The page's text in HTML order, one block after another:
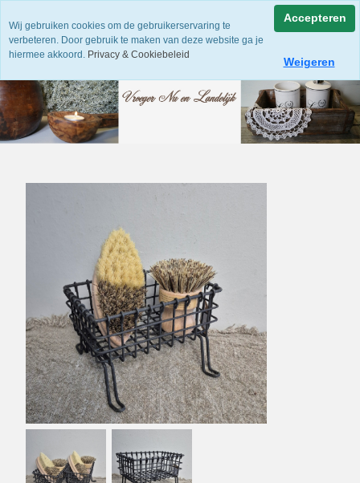
Wij gebruiken cookies om de gebruikerservaring te
verbeteren. Door gebruik te maken van deze website ga je
hiermee akkoord. Privacy & Cookiebeleid
Accepteren
Weigeren